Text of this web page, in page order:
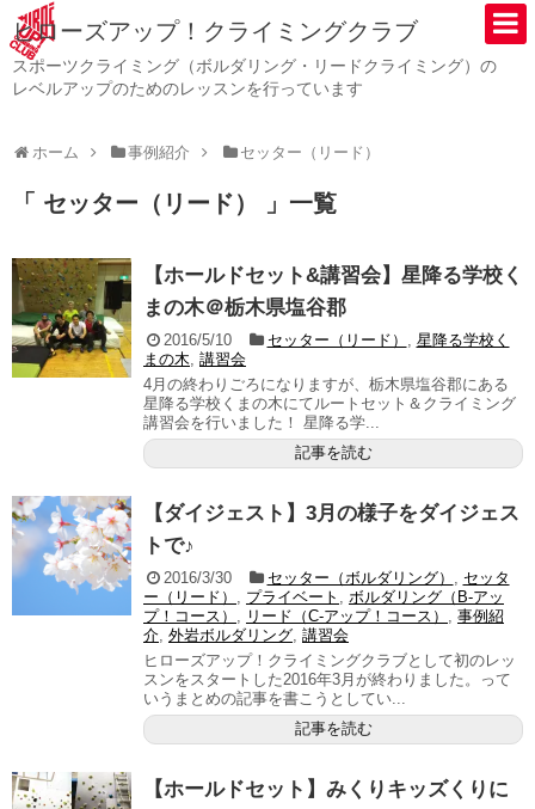
ヒローズアップ！クライミングクラブ
スポーツクライミング（ボルダリング・リードクライミング）の
レベルアップのためのレッスンを行っています
ホーム 事例紹介 セッター（リード）
「 セッター（リード） 」一覧
【ホールドセット&講習会】星降る学校く
まの木＠栃木県塩谷郡
2016/5/10 セッター（リード） , 星降る学校く
まの木, 講習会
4月の終わりごろになりますが、栃木県塩谷郡にある
星降る学校くまの木にてルートセット＆クライミング
講習会を行いました！ 星降る学...
記事を読む
【ダイジェスト】3月の様子をダイジェス
トで♪
2016/3/30 セッター（ボルダリング） , セッタ
ー（リード） , プライベート , ボルダリング（B-アッ
プ！コース） , リード（C-アップ！コース） , 事例紹
介, 外岩ボルダリング, 講習会
ヒローズアップ！クライミングクラブとして初のレッ
スンをスタートした2016年3月が終わりました。って
いうまとめの記事を書こうとしてい...
記事を読む
【ホールドセット】みくりキッズくりに